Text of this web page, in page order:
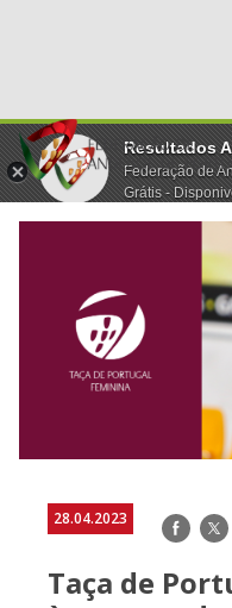
Resultados
Federação de
Grátis -
28.04.2023
Taça de